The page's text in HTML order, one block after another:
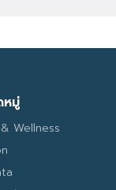
หมู่
Wellness